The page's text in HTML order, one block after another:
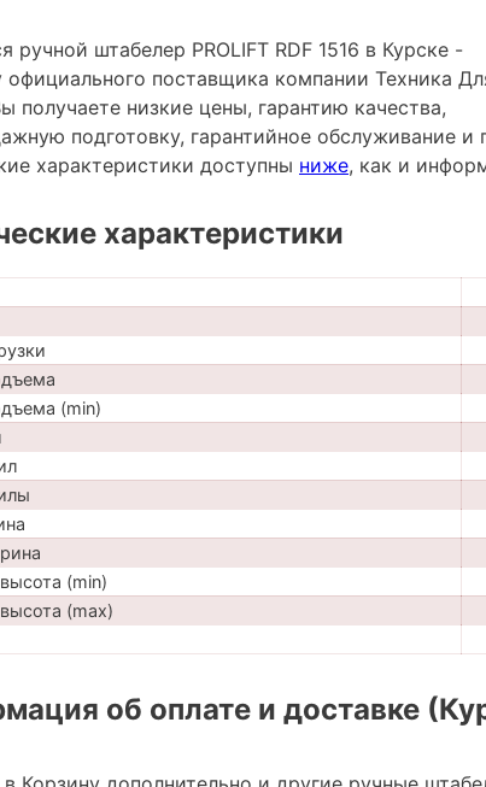
ручной штабелер PROLIFT RDF 1516 в Курске -
официального поставщика компании Техника
получаете низкие цены, гарантию качества,
подготовку, гарантийное обслуживание
характеристики доступны ниже, как и
характеристики
(min)
(min)
(max)
об оплате и доставке